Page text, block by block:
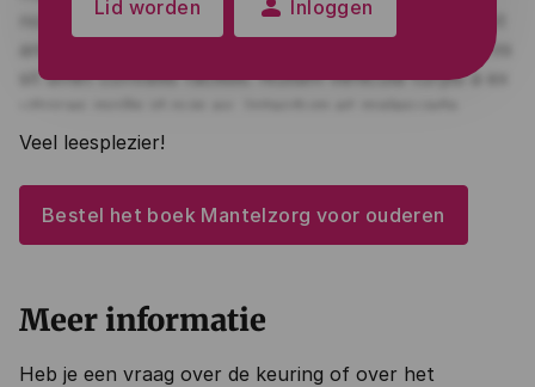
Lid worden person Inloggen
Veel leesplezier!
Bestel het boek Mantelzorg voor ouderen
Meer informatie
Heb je een vraag over de keuring of over het